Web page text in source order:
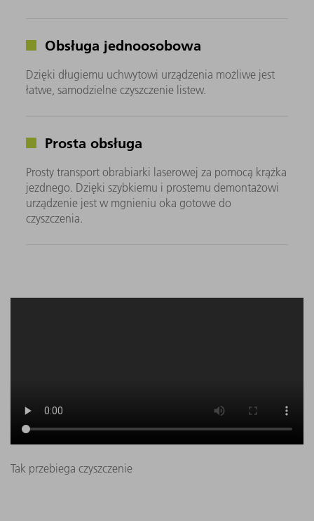
Obsługa jednoosobowa
Dzięki długiemu uchwytowi urządzenia możliwe jest
łatwe, samodzielne czyszczenie listew.
Prosta obsługa
Prosty transport obrabiarki laserowej za pomocą krążka
jezdnego. Dzięki szybkiemu i prostemu demontażowi
urządzenie jest w mgnieniu oka gotowe do
czyszczenia.
Tak przebiega czyszczenie